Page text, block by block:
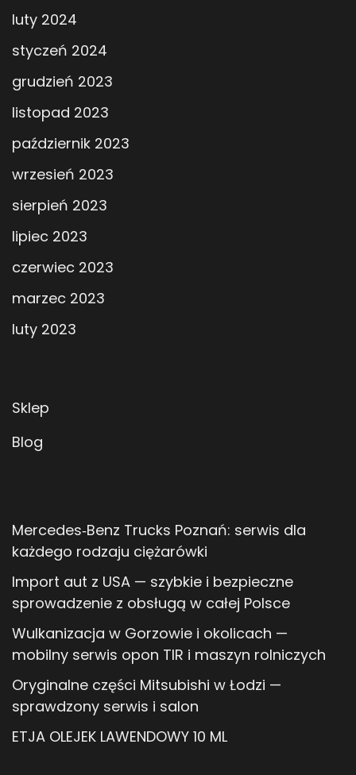
luty 2024
styczeń 2024
grudzień 2023
listopad 2023
październik 2023
wrzesień 2023
sierpień 2023
lipiec 2023
czerwiec 2023
marzec 2023
luty 2023
Sklep
Blog
Mercedes‑Benz Trucks Poznań: serwis dla
każdego rodzaju ciężarówki
Import aut z USA — szybkie i bezpieczne
sprowadzenie z obsługą w całej Polsce
Wulkanizacja w Gorzowie i okolicach —
mobilny serwis opon TIR i maszyn rolniczych
Oryginalne części Mitsubishi w Łodzi —
sprawdzony serwis i salon
ETJA OLEJEK LAWENDOWY 10 ML